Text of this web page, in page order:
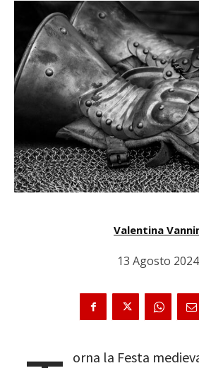
Valentina
13 Agosto 2024
orna la Festa